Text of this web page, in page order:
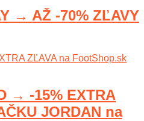
→ AŽ -70% ZĽAVY
→ -15% EXTRA
JORDAN na